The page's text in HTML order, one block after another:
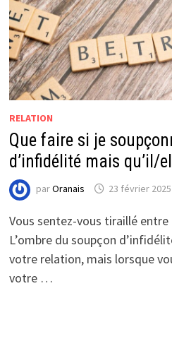
RELATION
Que faire si je
d’infidélité mais qu’il/
parOranais 23 février 2025
Vous sentez-vous tiraillé
L’ombre du soupçon
votre relation, mais lorsque
votre …